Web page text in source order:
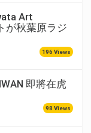
Art
が秋葉原ラジ
196 Views
即將在虎
98 Views